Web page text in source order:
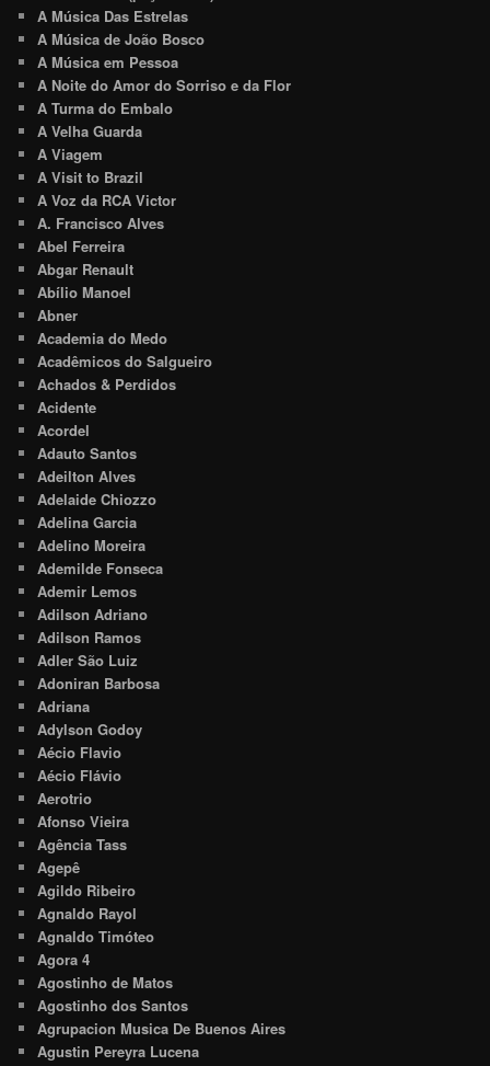
A Música Das Estrelas
A Música de João Bosco
A Música em Pessoa
A Noite do Amor do Sorriso e da Flor
A Turma do Embalo
A Velha Guarda
A Viagem
A Visit to Brazil
A Voz da RCA Victor
A. Francisco Alves
Abel Ferreira
Abgar Renault
Abílio Manoel
Abner
Academia do Medo
Acadêmicos do Salgueiro
Achados & Perdidos
Acidente
Acordel
Adauto Santos
Adeilton Alves
Adelaide Chiozzo
Adelina Garcia
Adelino Moreira
Ademilde Fonseca
Ademir Lemos
Adilson Adriano
Adilson Ramos
Adler São Luiz
Adoniran Barbosa
Adriana
Adylson Godoy
Aécio Flavio
Aécio Flávio
Aerotrio
Afonso Vieira
Agência Tass
Agepê
Agildo Ribeiro
Agnaldo Rayol
Agnaldo Timóteo
Agora 4
Agostinho de Matos
Agostinho dos Santos
Agrupacion Musica De Buenos Aires
Agustin Pereyra Lucena